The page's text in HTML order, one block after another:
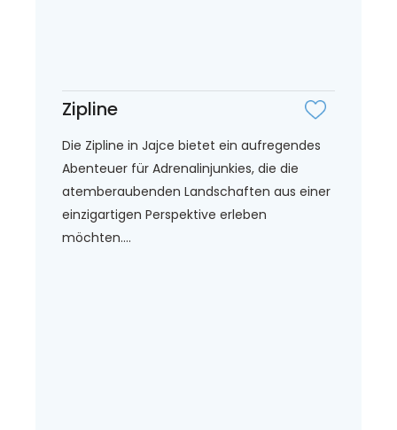
Zipline
Die Zipline in Jajce bietet ein aufregendes
Abenteuer für Adrenalinjunkies, die die
atemberaubenden Landschaften aus einer
einzigartigen Perspektive erleben
möchten....